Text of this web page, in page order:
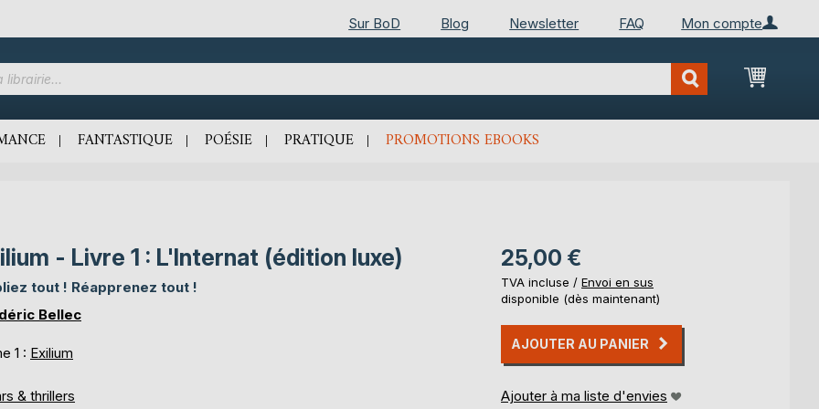
Mon compte
Sur BoD Blog Newsletter FAQ
Mon
FANTASTIQUE POÉSIE PRATIQUE PROMOTIONS EBOOKS
- Livre 1 : L'Internat (édition luxe)
tout ! Réapprenez tout !
Bellec
1 : Exilium
& thrillers
25,00 €
TVA incluse / Envoi en sus
disponible (dès maintenant)
AJOUTER AU PANIER
Ajouter à ma liste d'envies